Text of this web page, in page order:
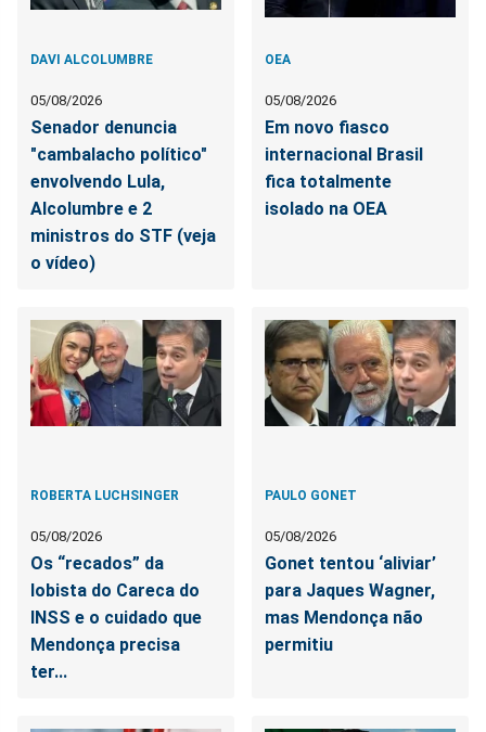
DAVI ALCOLUMBRE
05/08/2026
Senador denuncia
"cambalacho político"
envolvendo Lula,
Alcolumbre e 2
ministros do STF (veja
o vídeo)
OEA
05/08/2026
Em novo fiasco
internacional Brasil
fica totalmente
isolado na OEA
ROBERTA LUCHSINGER
05/08/2026
Os “recados” da
lobista do Careca do
INSS e o cuidado que
Mendonça precisa
ter...
PAULO GONET
05/08/2026
Gonet tentou ‘aliviar’
para Jaques Wagner,
mas Mendonça não
permitiu